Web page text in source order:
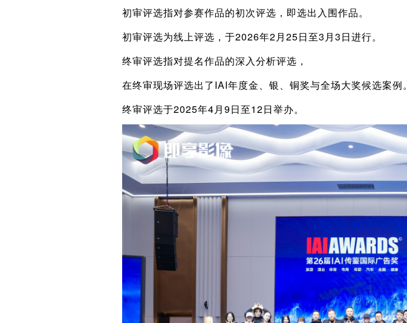
初审评选指对参赛作品的初次评选，即选出入围作品。
初审评选为线上评选，于2026年2月25日至3月3日进行。
终审评选指对提名作品的深入分析评选，
在终审现场评选出了IAI年度金、银、铜奖与全场大奖候选案例。
终审评选于2025年4月9日至12日举办。